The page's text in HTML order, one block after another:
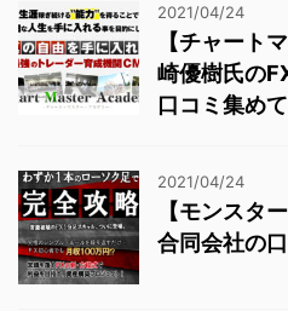
2021/04/24
【チャート
崎優樹氏の
口コミ集め
2021/04/24
【モンスタ
合同会社の